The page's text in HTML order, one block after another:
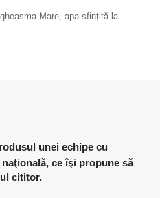
Mare, apa sfințită la
ce îşi propune să
cititor.